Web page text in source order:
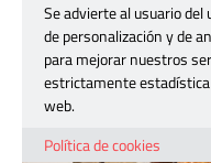
260424-do-
24 abril, 2026
Se advierte al usuario del
de personalización y de
para mejorar nuestros
estrictamente
web.
Política de cookies